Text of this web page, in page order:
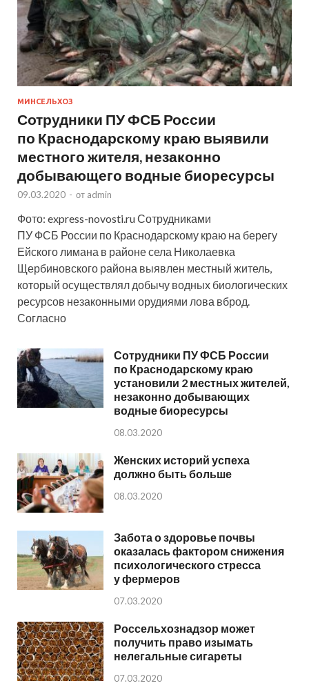
МИНСЕЛЬХОЗ
Сотрудники ПУ ФСБ России
по Краснодарскому краю выявили
местного жителя, незаконно
добывающего водные биоресурсы
09.03.2020 - от admin
Фото: express-novosti.ru Сотрудниками
ПУ ФСБ России по Краснодарскому краю на берегу
Ейского лимана в районе села Николаевка
Щербиновского района выявлен местный житель,
который осуществлял добычу водных биологических
ресурсов незаконными орудиями лова вброд.
Согласно
Сотрудники ПУ ФСБ России
по Краснодарскому краю
установили 2 местных жителей,
незаконно добывающих
водные биоресурсы
08.03.2020
Женских историй успеха
должно быть больше
08.03.2020
Забота о здоровье почвы
оказалась фактором снижения
психологического стресса
у фермеров
07.03.2020
Россельхознадзор может
получить право изымать
нелегальные сигареты
07.03.2020